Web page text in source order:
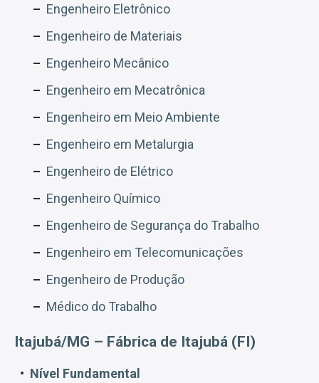
Engenheiro Eletrônico
Engenheiro de Materiais
Engenheiro Mecânico
Engenheiro em Mecatrônica
Engenheiro em Meio Ambiente
Engenheiro em Metalurgia
Engenheiro de Elétrico
Engenheiro Químico
Engenheiro de Segurança do Trabalho
Engenheiro em Telecomunicações
Engenheiro de Produção
Médico do Trabalho
Itajubá/MG – Fábrica de Itajubá (FI)
Nível Fundamental